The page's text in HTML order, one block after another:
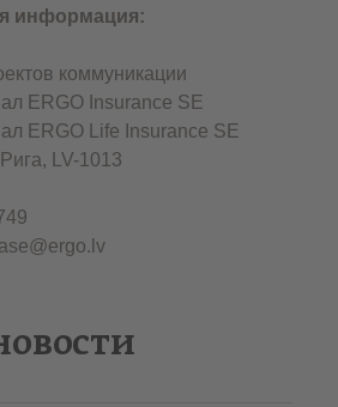
информация:
коммуникации
ERGO Insurance SЕ
ERGO Life Insurance SE
LV-1013